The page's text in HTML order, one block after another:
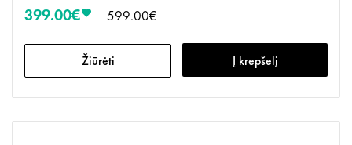
399.00€ 599.00€
Žiūrėti Į krepšelį